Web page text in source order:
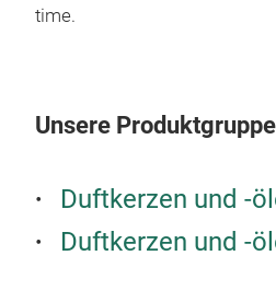
time.
Unsere
Duftkerzen und -
Duftkerzen und -